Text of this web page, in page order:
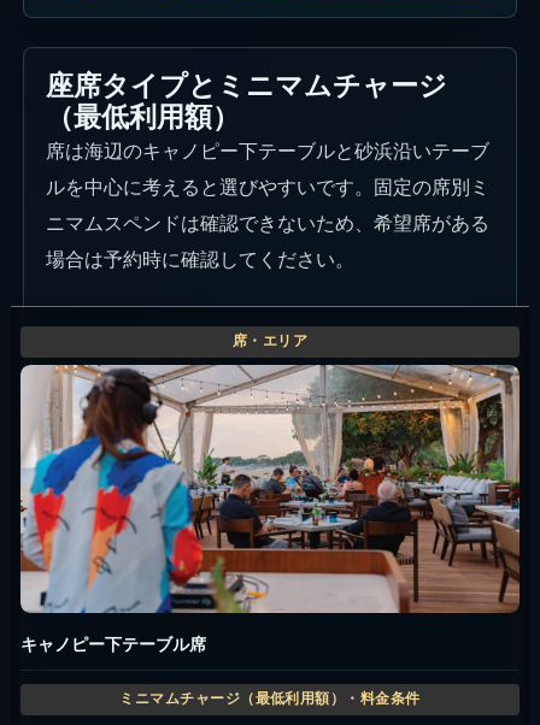
座席タイプとミニマムチャージ
（最低利用額）
席は海辺のキャノピー下テーブルと砂浜沿いテーブ
ルを中心に考えると選びやすいです。固定の席別ミ
ニマムスペンドは確認できないため、希望席がある
場合は予約時に確認してください。
キャノピー下テーブル席